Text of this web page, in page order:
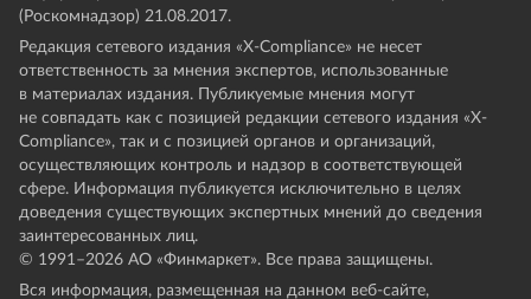
(Роскомнадзор) 21.08.2017.
Редакция сетевого издания «X-Compliance» не несет
ответственность за мнения экспертов, использованные
в материалах издания. Публикуемые мнения могут
не совпадать как с позицией редакции сетевого издания «X-
Compliance», так и с позицией органов и организаций,
осуществляющих контроль и надзор в соответствующей
сфере. Информация публикуется исключительно в целях
доведения существующих экспертных мнений до сведения
заинтересованных лиц.
© 1991–2026 АО «Финмаркет». Все права защищены.
Вся информация, размещенная на данном веб-сайте,